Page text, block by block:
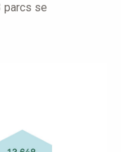
parcs se